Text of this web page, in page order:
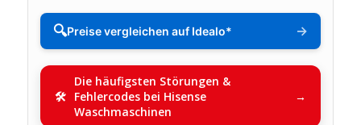
🔍Preise vergleichen auf Idealo* →
Die häufigsten Störungen &
Fehlercodes bei Hisense
Waschmaschinen